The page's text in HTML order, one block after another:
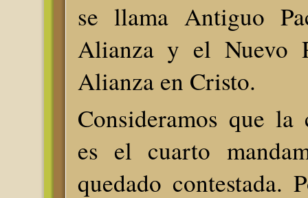
se llama Antiguo
Alianza y el Nuevo
Alianza en Cristo.
Consideramos que la
es el cuarto
quedado contestada.